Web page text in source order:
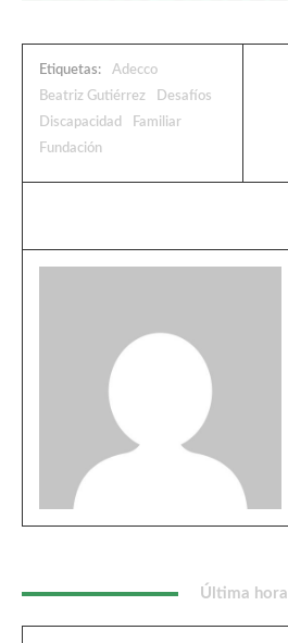
Etiquetas:
Adecco
Beatriz Gutiérrez
Desafíos
Discapacidad
Familiar
Fundación
Última hora